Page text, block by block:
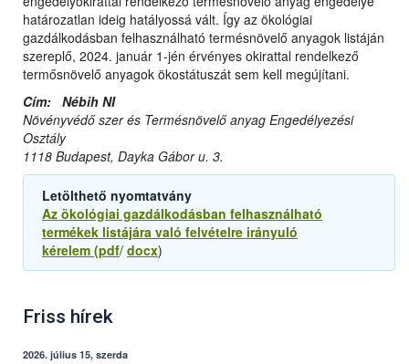
határozatlan ideig hatályossá vált. Így az ökológiai
gazdálkodásban felhasználható termésnövelő anyagok listáján
szereplő, 2024. január 1-jén érvényes okirattal rendelkező
termősnövelő anyagok ökostátuszát sem kell megújítani.
Cím: Nébih NI
Növényvédő szer és Termésnövelő anyag Engedélyezési
Osztály
1118 Budapest, Dayka Gábor u. 3.
Letölthető nyomtatvány
Az ökológiai gazdálkodásban felhasználható
termékek listájára való felvételre irányuló
kérelem (pdf/ docx)
Friss hírek
2026. július 15, szerda